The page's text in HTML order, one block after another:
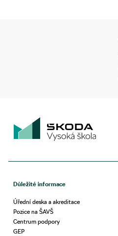
Důležité informace
Úřední deska a akreditace
Pozice na ŠAVŠ
Centrum podpory
GEP